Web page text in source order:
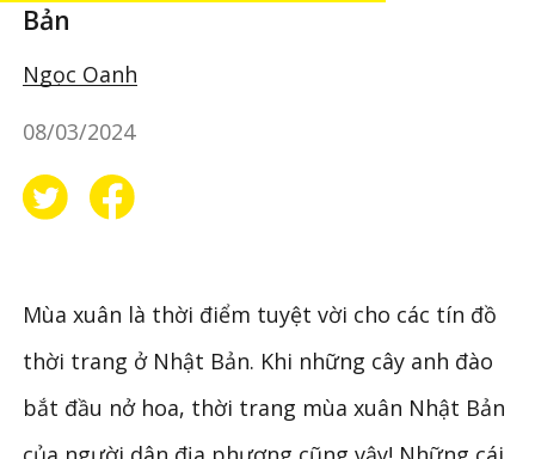
Bản
Ngọc Oanh
08/03/2024
Mùa xuân là thời điểm tuyệt vời cho các tín đồ
thời trang ở Nhật Bản. Khi những cây anh đào
bắt đầu nở hoa, thời trang mùa xuân Nhật Bản